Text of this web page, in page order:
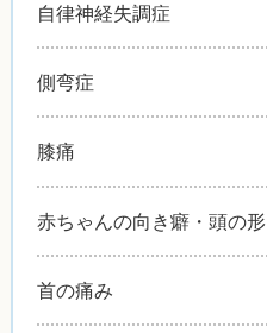
自律神経失調症
側弯症
膝痛
赤ちゃんの向き癖・頭の形
首の痛み